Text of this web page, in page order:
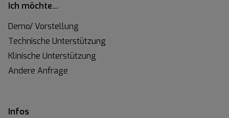
Ich möchte…
Demo/ Vorstellung
Technische Unterstützung
Klinische Unterstützung
Andere Anfrage
Infos